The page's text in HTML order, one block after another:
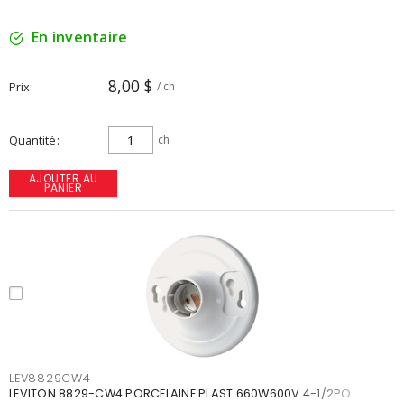
En inventaire
Prix 8,00 $ / ch
Quantité ch
AJOUTER AU
PANIER
LEV8829CW4
LEVITON 8829-CW4 PORCELAINE PLAST 660W600V 4-1/2PO